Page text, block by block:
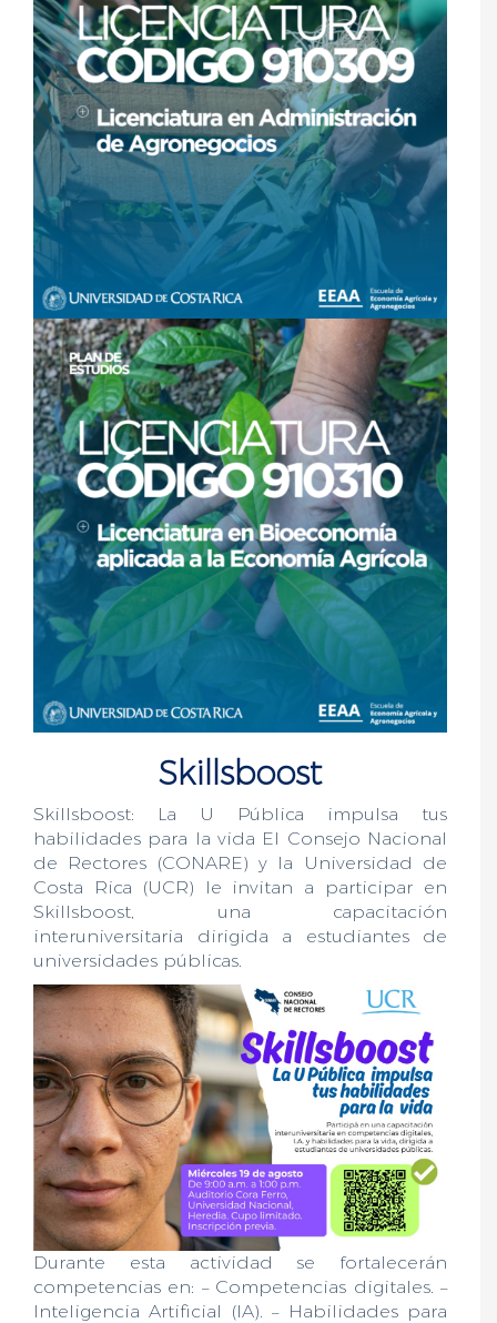
Skillsboost
Skillsboost: La U Pública impulsa tus
habilidades para la vida El Consejo Nacional
de Rectores (CONARE) y la Universidad de
Costa Rica (UCR) le invitan a participar en
Skillsboost, una capacitación
interuniversitaria dirigida a estudiantes de
universidades públicas.
Durante esta actividad se fortalecerán
competencias en: – Competencias digitales. –
Inteligencia Artificial (IA). – Habilidades para